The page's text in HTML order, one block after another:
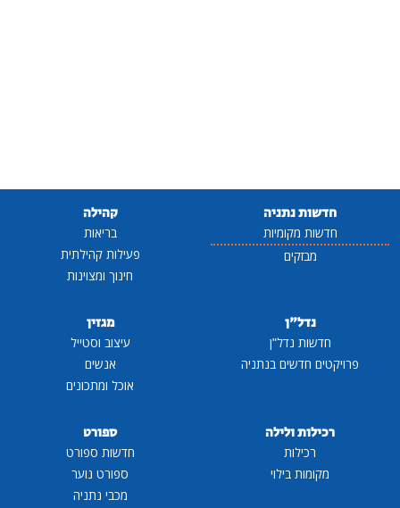
חדשות נתניה
חדשות מקומיות
מבזקים
קהילה
בריאות
פעילות קהילתית
חינוך ומצוינות
נדל"ן
חדשות נדל"ן
פרויקטים חדשים בנתניה
מגזין
עיצוב וסטייל
אנשים
אוכל ומתכונים
רכילות ולילה
רכילות
מקומות בילוי
ספורט
חדשות ספורט
ספורט נוער
מכבי נתניה